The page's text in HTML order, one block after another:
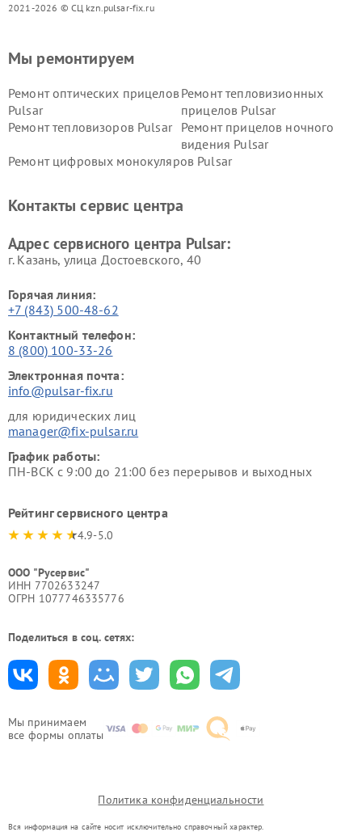
2021-2026 © СЦ kzn.pulsar-fix.ru
Мы принимаем
все формы оплаты
Мы ремонтируем
Ремонт оптических прицелов
Pulsar
Ремонт тепловизионных
прицелов Pulsar
Ремонт тепловизоров Pulsar
Ремонт прицелов ночного
видения Pulsar
Ремонт цифровых монокуляров Pulsar
Контакты сервис центра
Адрес сервисного центра Pulsar:
г. Казань, улица Достоевского, 40
Горячая линия:
+7 (843) 500-48-62
Контактный телефон:
8 (800) 100-33-26
Электронная почта:
info@pulsar-fix.ru
для юридических лиц
manager@fix-pulsar.ru
График работы:
ПН-ВСК с 9:00 до 21:00 без перерывов и выходных
Рейтинг сервисного центра
4.9-5.0
ООО "Русервис"
ИНН 7702633247
ОГРН 1077746335776
Поделиться в соц. сетях:
Политика конфиденциальности
Вся информация на сайте носит исключительно справочный характер.